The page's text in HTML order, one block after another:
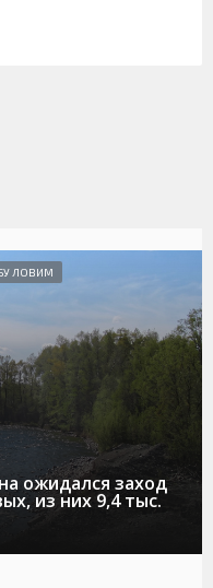
ожидался заход
из них 9,4 тыс.
ЛОВИМ